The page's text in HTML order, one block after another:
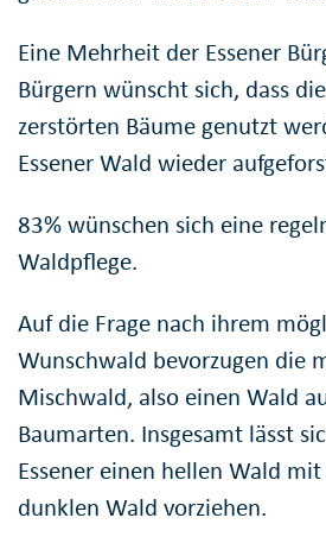
Eine Mehrheit der Essener
Bürgern wünscht sich, dass
zerstörten Bäume genutzt
Essener Wald wieder
83% wünschen sich eine
Waldpflege.
Auf die Frage nach ihrem
Wunschwald bevorzugen die
Mischwald, also einen Wald
Baumarten. Insgesamt lässt
Essener einen hellen Wald
dunklen Wald vorziehen.